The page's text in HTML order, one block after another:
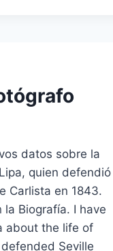
datos sobre la
quien defendió
Carlista en 1843.
la Biografía. I have
about the life of
Seville